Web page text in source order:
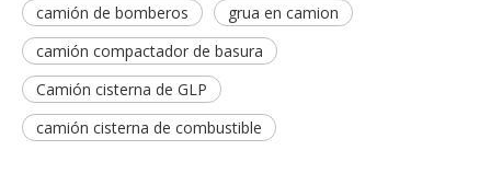
camión de bomberos
grua en camion
camión compactador de basura
Camión cisterna de GLP
camión cisterna de combustible